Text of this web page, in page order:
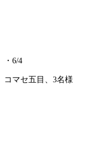
・6/4
コマセ五目、3名様